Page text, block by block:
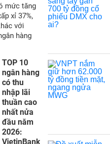
mức tăng
xỉ 37%,
với
hàng
TOP 10
ngân hàng
có thu
nhập lãi
thuần cao
nhất nửa
đầu năm
2026:
VietinBank